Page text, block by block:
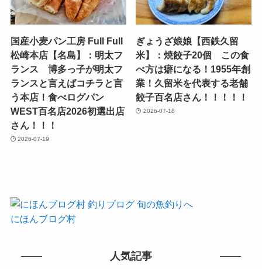
国産小麦パン工房 Full Full
松崎本店【名島】：明太フ
ランス 博多っ子が明太フ
ランスと言えばコチラと言
う本店！食べログパン
WEST百名店2026初選出店
さん！！！
2026-07-19
ぎょうざ娘娘【西鉄久留
米】：焼餃子20個 この食
べ方は癖になる！1955年創
業！久留米を代表する老舗
餃子百名店さん！！！！！
2026-07-18
にほんブログ村
人気記事